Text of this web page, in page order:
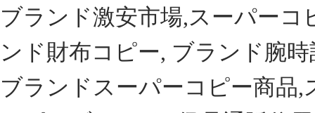
ブランド激安市場,スーパー
ンド財布コピー, ブランド腕
ブランドスーパーコピー商品